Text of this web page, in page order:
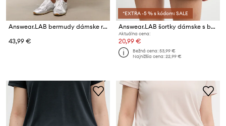
Answear.LAB bermudy dámske rifľové
43,99 €
*EXTRA -5 % s kódom: SALE
Answear.LAB šortky dámske s bavlnou
Aktuálna cena:
20,99 €
Bežná cena:53,99 €
Najnižšia cena:22,99 €